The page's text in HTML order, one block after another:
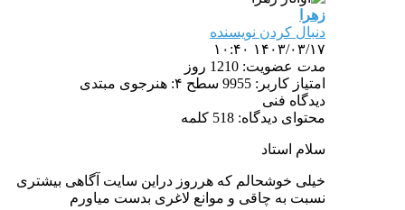
زهرا
دنبال کردن نویسنده
۱۴۰۳/۰۳/۱۷ ۱۰:۴۰
مدت عضویت: 1210 روز
امتیاز کاربر: 9955
سطح ۴: هنرجوی مبتدی
دیدگاه فنی
محتوای دیدگاه: 518 کلمه
سلام استاد
خیلی خوشحالم که هرروز دراین سایت آگاهی بیشتری
نسبت به چاقی و موانع لاغری بدست میاورم